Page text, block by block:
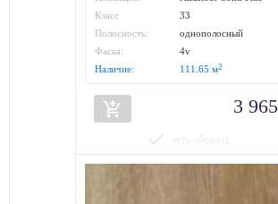
Класс
износостойкости:
33
Полосность:
однополосный
Фаска:
4v
Наличие:
111.65 м2
add_shopping_cart 3 965